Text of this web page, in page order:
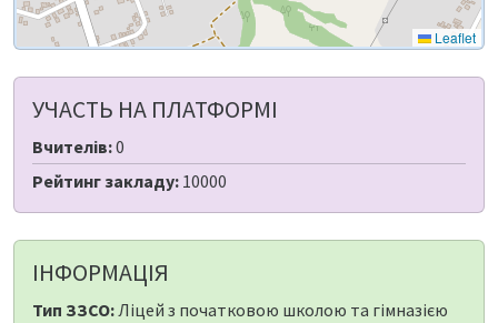
Leaflet
УЧАСТЬ НА ПЛАТФОРМІ
Вчителів:0
Рейтинг закладу: 10000
ІНФОРМАЦІЯ
Тип ЗЗСО:Ліцей з початковою школою та гімназією